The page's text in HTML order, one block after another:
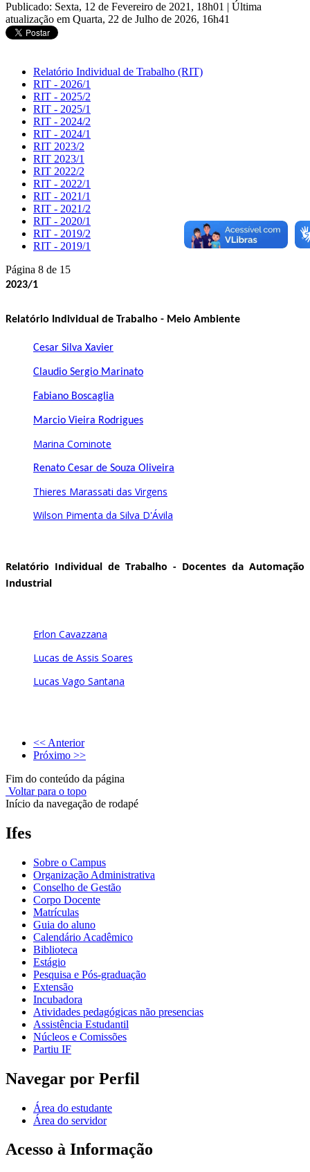
Publicado: Sexta, 12 de Fevereiro de 2021, 18h01 | Última
atualização em Quarta, 22 de Julho de 2026, 16h41
Relatório Individual de Trabalho (RIT)
RIT - 2026/1
RIT - 2025/2
RIT - 2025/1
RIT - 2024/2
RIT - 2024/1
RIT 2023/2
RIT 2023/1
RIT 2022/2
RIT - 2022/1
RIT - 2021/1
RIT - 2021/2
RIT - 2020/1
RIT - 2019/2
RIT - 2019/1
Página 8 de 15
2023/1
Relatório Individual de Trabalho - Meio Ambiente
Cesar Silva Xavier
Claudio Sergio Marinato
Fabiano Boscaglia
Marcio Vieira Rodrigues
Marina Cominote
Renato Cesar de Souza Oliveira
Thieres Marassati das Virgens
Wilson Pimenta da Silva D'Ávila
Relatório Individual de Trabalho - Docentes da Automação
Industrial
Erlon Cavazzana
Lucas de Assis Soares
Lucas Vago Santana
<< Anterior
Próximo >>
Fim do conteúdo da página
Voltar para o topo
Início da navegação de rodapé
Ifes
Sobre o Campus
Organização Administrativa
Conselho de Gestão
Corpo Docente
Matrículas
Guia do aluno
Calendário Acadêmico
Biblioteca
Estágio
Pesquisa e Pós-graduação
Extensão
Incubadora
Atividades pedagógicas não presencias
Assistência Estudantil
Núcleos e Comissões
Partiu IF
Navegar por Perfil
Área do estudante
Área do servidor
Acesso à Informação